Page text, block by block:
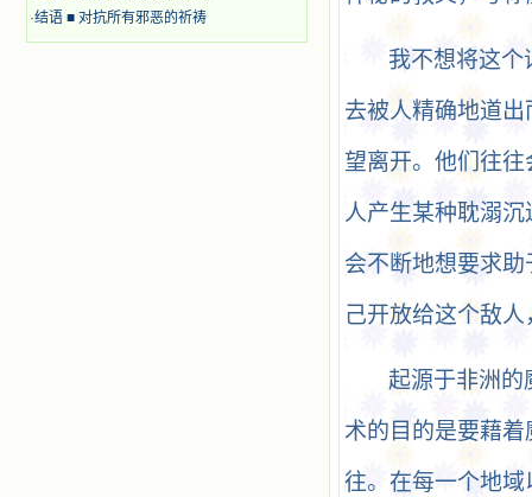
·结语 ■ 对抗所有邪恶的祈祷
我不想将这个
去被人精确地道
望离开。他们往
人产生某种耽溺
会不断地想要求
己开放给这个敌
起源于非洲的
术的目的是要藉
往。在每一个地